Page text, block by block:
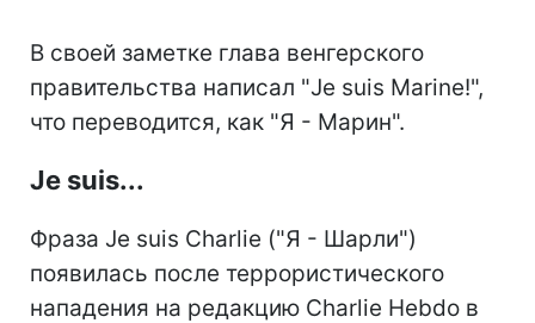
В своей заметке глава венгерского
правительства написал "Je suis Marine!",
что переводится, как "Я - Марин".
Je suis...
Фраза Je suis Charlie ("Я - Шарли")
появилась после террористического
нападения на редакцию Charlie Hebdo в